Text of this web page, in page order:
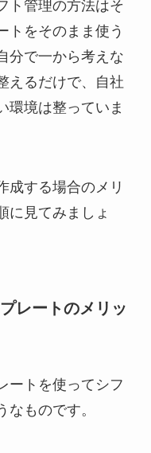
ト管理の方法はそ
トをそのまま使う
分で一から考えな
えるだけで、自社
環境は整っていま
成する場合のメリ
に見てみましょ
レートのメリッ
ートを使ってシフ
なものです。